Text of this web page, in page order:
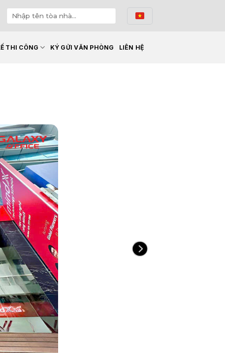
THI CÔNG KÝ GỬI VĂN PHÒNG LIÊN HỆ